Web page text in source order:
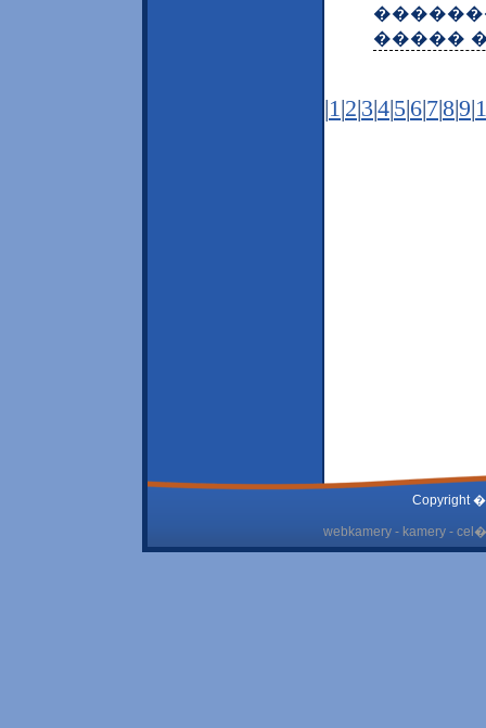
�����
|1 |2|3|4|5|6|7|8|9|
Copyright
webkamery - kamery -